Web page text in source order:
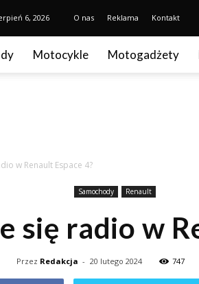
6, 2026 O nas Reklama Kontakt
Motocykle Motogadżety
w Renault Espace 4?
Samochody Renault
się radio w
Przez Redakcja - 20 lutego 2024 747